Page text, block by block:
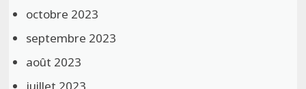
octobre 2023
septembre 2023
août 2023